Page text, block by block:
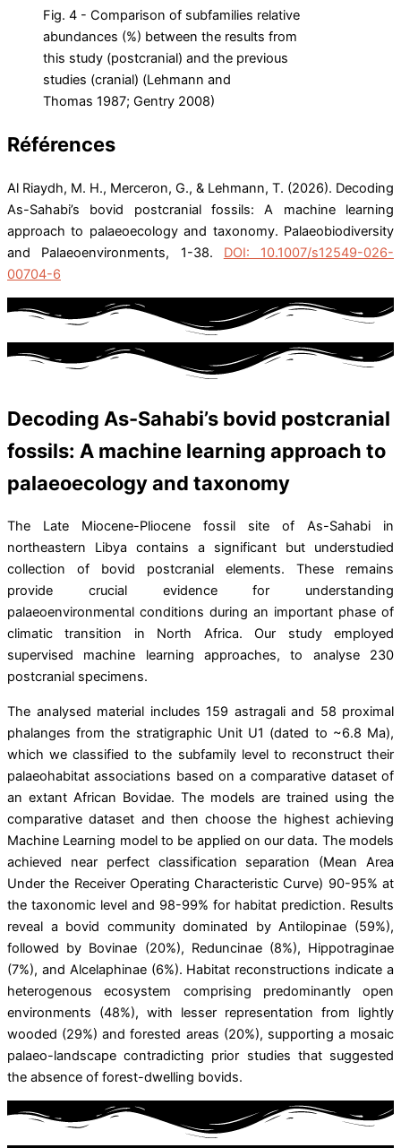
Fig. 4 - Comparison of subfamilies relative
abundances (%) between the results from
this study (postcranial) and the previous
studies (cranial) (Lehmann and
Thomas 1987; Gentry 2008)
Références
Al Riaydh, M. H., Merceron, G., & Lehmann, T. (2026). Decoding
As-Sahabi’s bovid postcranial fossils: A machine learning
approach to palaeoecology and taxonomy. Palaeobiodiversity
and Palaeoenvironments, 1-38. DOI: 10.1007/s12549-026-
00704-6
Decoding As-Sahabi’s bovid postcranial
fossils: A machine learning approach to
palaeoecology and taxonomy
The Late Miocene-Pliocene fossil site of As-Sahabi in
northeastern Libya contains a significant but understudied
collection of bovid postcranial elements. These remains
provide crucial evidence for understanding
palaeoenvironmental conditions during an important phase of
climatic transition in North Africa. Our study employed
supervised machine learning approaches, to analyse 230
postcranial specimens.
The analysed material includes 159 astragali and 58 proximal
phalanges from the stratigraphic Unit U1 (dated to ~6.8 Ma),
which we classified to the subfamily level to reconstruct their
palaeohabitat associations based on a comparative dataset of
an extant African Bovidae. The models are trained using the
comparative dataset and then choose the highest achieving
Machine Learning model to be applied on our data. The models
achieved near perfect classification separation (Mean Area
Under the Receiver Operating Characteristic Curve) 90-95% at
the taxonomic level and 98-99% for habitat prediction. Results
reveal a bovid community dominated by Antilopinae (59%),
followed by Bovinae (20%), Reduncinae (8%), Hippotraginae
(7%), and Alcelaphinae (6%). Habitat reconstructions indicate a
heterogenous ecosystem comprising predominantly open
environments (48%), with lesser representation from lightly
wooded (29%) and forested areas (20%), supporting a mosaic
palaeo-landscape contradicting prior studies that suggested
the absence of forest-dwelling bovids.